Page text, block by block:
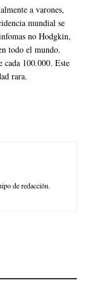
a varones,
mundial se
no Hodgkin,
todo el mundo.
cada 100.000. Este
rara.
de redacción.